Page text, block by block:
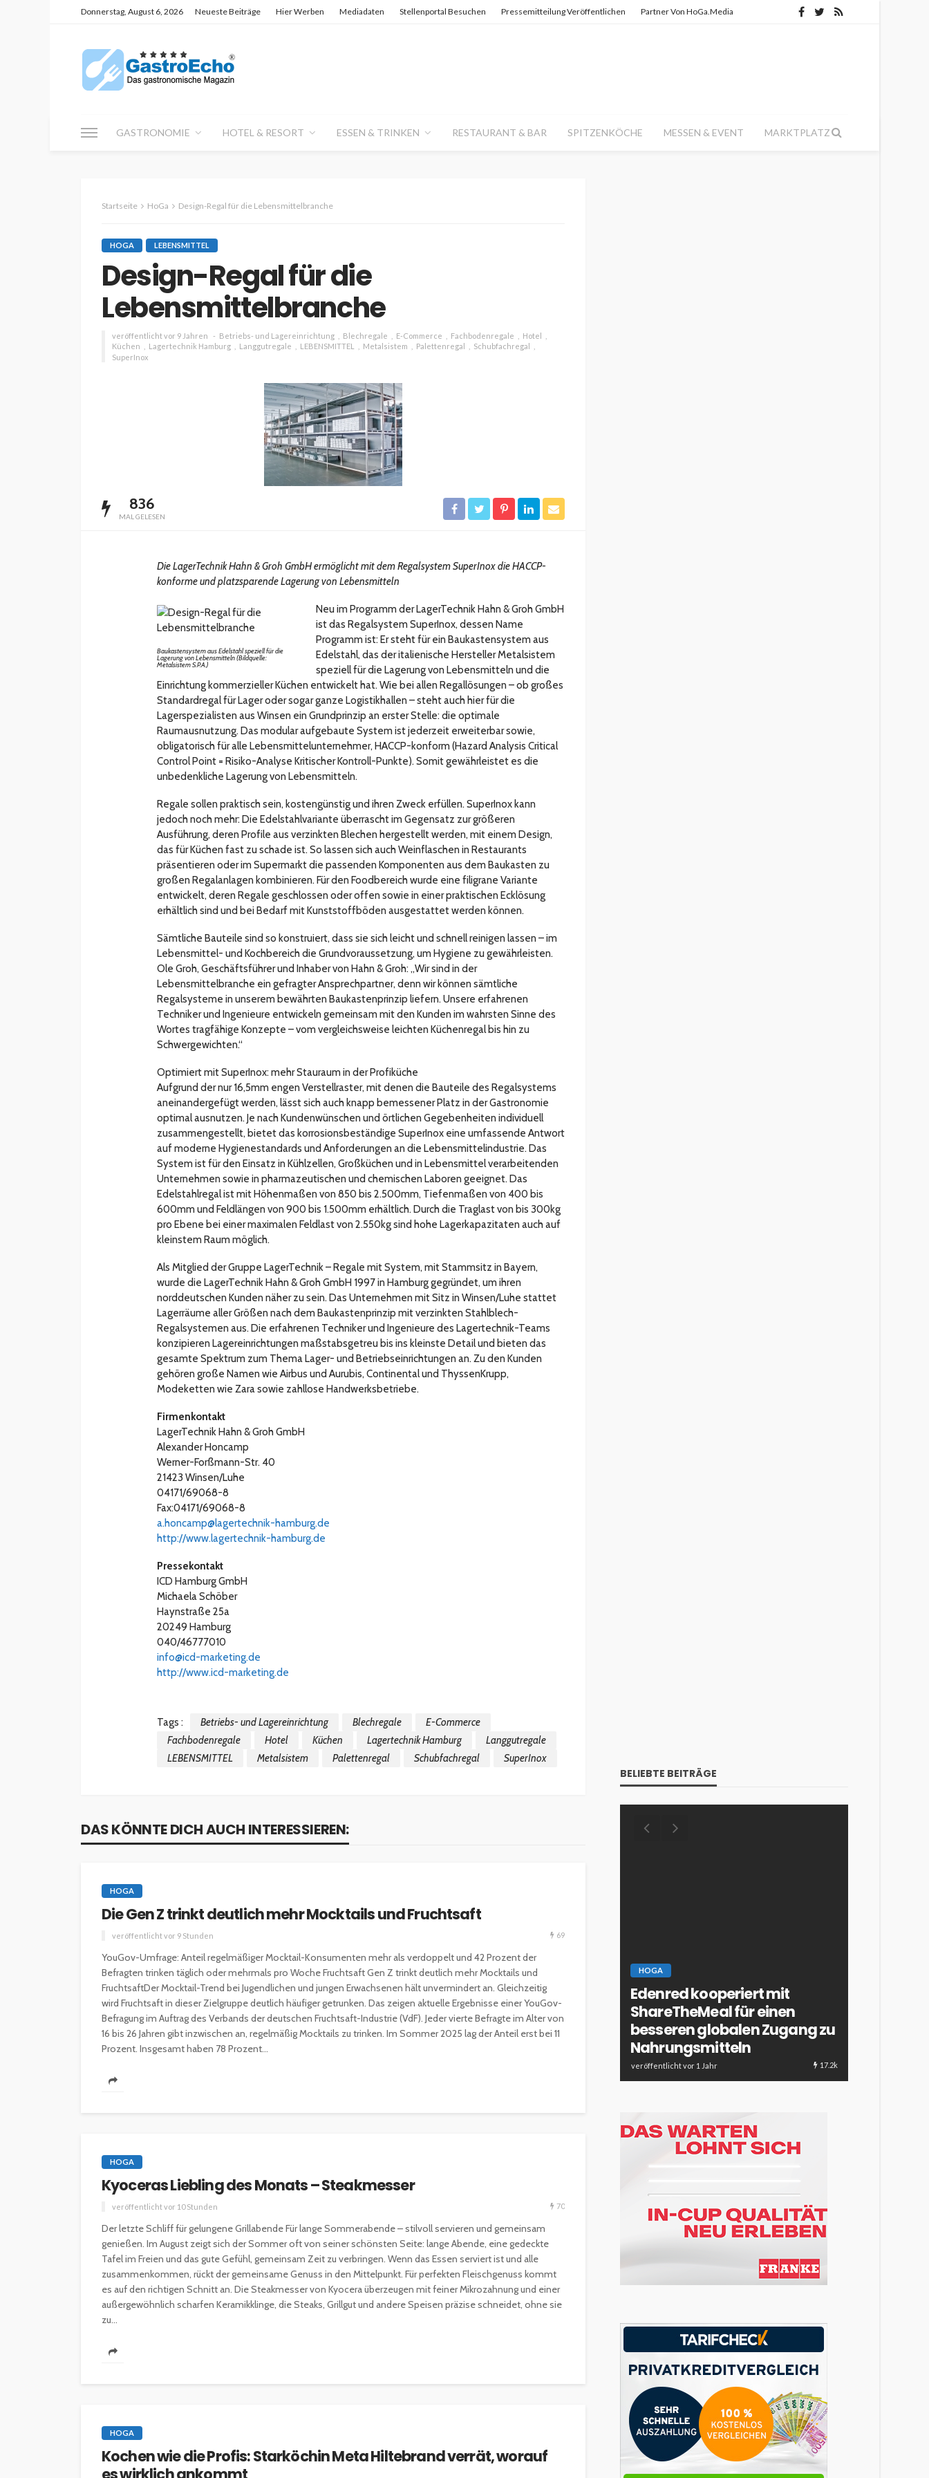
Donnerstag, August 6, 2026 Neueste Beiträge Hier Werben Mediadaten Stellenportal Besuchen Pressemitteilung Veröffentlichen Partner Von HoGa.Media
GASTRONOMIE HOTEL & RESORT ESSEN & TRINKEN RESTAURANT & BAR SPITZENKÖCHE MESSEN & EVENT MARKTPLATZ
Startseite HoGa Design-Regal für die Lebensmittelbranche
HOGA LEBENSMITTEL
Design-Regal für die
Lebensmittelbranche
veröffentlicht vor 9 Jahren Betriebs- und Lagereinrichtung Blechregale E-Commerce Fachbodenregale
Hotel
Küchen
Lagertechnik Hamburg Langgutregale LEBENSMITTEL Metalsistem Palettenregal
Schubfachregal
SuperInox
836
MAL GELESEN
Die LagerTechnik Hahn & Groh GmbH ermöglicht mit dem Regalsystem SuperInox die HACCP-
konforme und platzsparende Lagerung von Lebensmitteln
Baukastensystem aus Edelstahl speziell für die
Lagerung von Lebensmitteln (Bildquelle:
Metalsistem S.P.A.)
Neu im Programm der LagerTechnik Hahn & Groh GmbH
ist das Regalsystem SuperInox, dessen Name
Programm ist: Er steht für ein Baukastensystem aus
Edelstahl, das der italienische Hersteller Metalsistem
speziell für die Lagerung von Lebensmitteln und die
Einrichtung kommerzieller Küchen entwickelt hat. Wie bei allen Regallösungen – ob großes
Standardregal für Lager oder sogar ganze Logistikhallen – steht auch hier für die
Lagerspezialisten aus Winsen ein Grundprinzip an erster Stelle: die optimale
Raumausnutzung. Das modular aufgebaute System ist jederzeit erweiterbar sowie,
obligatorisch für alle Lebensmittelunternehmer, HACCP-konform (Hazard Analysis Critical
Control Point = Risiko-Analyse Kritischer Kontroll-Punkte). Somit gewährleistet es die
unbedenkliche Lagerung von Lebensmitteln.
Regale sollen praktisch sein, kostengünstig und ihren Zweck erfüllen. SuperInox kann
jedoch noch mehr: Die Edelstahlvariante überrascht im Gegensatz zur größeren
Ausführung, deren Profile aus verzinkten Blechen hergestellt werden, mit einem Design,
das für Küchen fast zu schade ist. So lassen sich auch Weinflaschen in Restaurants
präsentieren oder im Supermarkt die passenden Komponenten aus dem Baukasten zu
großen Regalanlagen kombinieren. Für den Foodbereich wurde eine filigrane Variante
entwickelt, deren Regale geschlossen oder offen sowie in einer praktischen Ecklösung
erhältlich sind und bei Bedarf mit Kunststoffböden ausgestattet werden können.
Sämtliche Bauteile sind so konstruiert, dass sie sich leicht und schnell reinigen lassen – im
Lebensmittel- und Kochbereich die Grundvoraussetzung, um Hygiene zu gewährleisten.
Ole Groh, Geschäftsführer und Inhaber von Hahn & Groh: „Wir sind in der
Lebensmittelbranche ein gefragter Ansprechpartner, denn wir können sämtliche
Regalsysteme in unserem bewährten Baukastenprinzip liefern. Unsere erfahrenen
Techniker und Ingenieure entwickeln gemeinsam mit den Kunden im wahrsten Sinne des
Wortes tragfähige Konzepte – vom vergleichsweise leichten Küchenregal bis hin zu
Schwergewichten.“
Optimiert mit SuperInox: mehr Stauraum in der Profiküche
Aufgrund der nur 16,5mm engen Verstellraster, mit denen die Bauteile des Regalsystems
aneinandergefügt werden, lässt sich auch knapp bemessener Platz in der Gastronomie
optimal ausnutzen. Je nach Kundenwünschen und örtlichen Gegebenheiten individuell
zusammengestellt, bietet das korrosionsbeständige SuperInox eine umfassende Antwort
auf moderne Hygienestandards und Anforderungen an die Lebensmittelindustrie. Das
System ist für den Einsatz in Kühlzellen, Großküchen und in Lebensmittel verarbeitenden
Unternehmen sowie in pharmazeutischen und chemischen Laboren geeignet. Das
Edelstahlregal ist mit Höhenmaßen von 850 bis 2.500mm, Tiefenmaßen von 400 bis
600mm und Feldlängen von 900 bis 1.500mm erhältlich. Durch die Traglast von bis 300kg
pro Ebene bei einer maximalen Feldlast von 2.550kg sind hohe Lagerkapazitaten auch auf
kleinstem Raum möglich.
Als Mitglied der Gruppe LagerTechnik – Regale mit System, mit Stammsitz in Bayern,
wurde die LagerTechnik Hahn & Groh GmbH 1997 in Hamburg gegründet, um ihren
norddeutschen Kunden näher zu sein. Das Unternehmen mit Sitz in Winsen/Luhe stattet
Lagerräume aller Größen nach dem Baukastenprinzip mit verzinkten Stahlblech-
Regalsystemen aus. Die erfahrenen Techniker und Ingenieure des Lagertechnik-Teams
konzipieren Lagereinrichtungen maßstabsgetreu bis ins kleinste Detail und bieten das
gesamte Spektrum zum Thema Lager- und Betriebseinrichtungen an. Zu den Kunden
gehören große Namen wie Airbus und Aurubis, Continental und ThyssenKrupp,
Modeketten wie Zara sowie zahllose Handwerksbetriebe.
Firmenkontakt
LagerTechnik Hahn & Groh GmbH
Alexander Honcamp
Werner-Forßmann-Str. 40
21423 Winsen/Luhe
04171/69068-8
Fax:04171/69068-8
a.honcamp@lagertechnik-hamburg.de
http://www.lagertechnik-hamburg.de
Pressekontakt
ICD Hamburg GmbH
Michaela Schöber
Haynstraße 25a
20249 Hamburg
040/46777010
info@icd-marketing.de
http://www.icd-marketing.de
Tags : Betriebs- und Lagereinrichtung Blechregale
E-Commerce
Fachbodenregale
Hotel Küchen Lagertechnik Hamburg
Langgutregale
LEBENSMITTEL
Metalsistem Palettenregal Schubfachregal SuperInox
DAS KÖNNTE DICH AUCH INTERESSIEREN:
HOGA
Die Gen Z trinkt deutlich mehr Mocktails und Fruchtsaft
veröffentlicht vor 9 Stunden 69
YouGov-Umfrage: Anteil regelmäßiger Mocktail-Konsumenten mehr als verdoppelt und 42 Prozent der
Befragten trinken täglich oder mehrmals pro Woche Fruchtsaft Gen Z trinkt deutlich mehr Mocktails und
FruchtsaftDer Mocktail-Trend bei Jugendlichen und jungen Erwachsenen hält unvermindert an. Gleichzeitig
wird Fruchtsaft in dieser Zielgruppe deutlich häufiger getrunken. Das zeigen aktuelle Ergebnisse einer YouGov-
Befragung im Auftrag des Verbands der deutschen Fruchtsaft-Industrie (VdF). Jeder vierte Befragte im Alter von
16 bis 26 Jahren gibt inzwischen an, regelmäßig Mocktails zu trinken. Im Sommer 2025 lag der Anteil erst bei 11
Prozent. Insgesamt haben 78 Prozent...
HOGA
Kyoceras Liebling des Monats – Steakmesser
veröffentlicht vor 10 Stunden 70
Der letzte Schliff für gelungene Grillabende Für lange Sommerabende – stilvoll servieren und gemeinsam
genießen. Im August zeigt sich der Sommer oft von seiner schönsten Seite: lange Abende, eine gedeckte
Tafel im Freien und das gute Gefühl, gemeinsam Zeit zu verbringen. Wenn das Essen serviert ist und alle
zusammenkommen, rückt der gemeinsame Genuss in den Mittelpunkt. Für perfekten Fleischgenuss kommt
es auf den richtigen Schnitt an. Die Steakmesser von Kyocera überzeugen mit feiner Mikrozahnung und einer
außergewöhnlich scharfen Keramikklinge, die Steaks, Grillgut und andere Speisen präzise schneidet, ohne sie
zu...
HOGA
Kochen wie die Profis: Starköchin Meta Hiltebrand verrät, worauf
BELIEBTE BEITRÄGE
INTERESSANNTES MAGAZIN
Wie kann man mit kleinem
Kapital in Deutschland zu
investieren beginnen?
GOURMET & FEINSCHMECKER
HOTELLERIE & RESORTS
RESTAURANTS & BARS
SPITZENKÖCHE
Geheimnisse der
Sterneköche: Insider-Tipps
HOGA
Edenred kooperiert mit
ShareTheMeal für einen
besseren globalen Zugang zu
Nahrungsmitteln
veröffentlicht vor 1 Jahr 17.2k